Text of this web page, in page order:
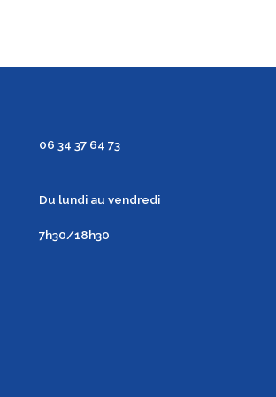
06 34 37 64 73
Du lundi au vendredi
7h30/18h30